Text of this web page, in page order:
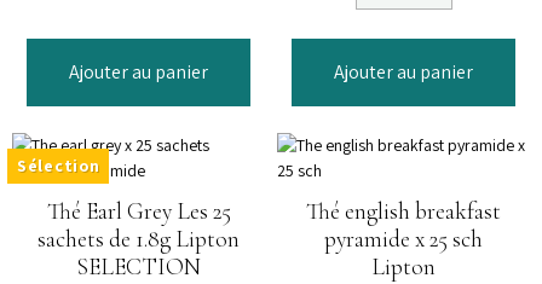
Ajouter au panier Ajouter au panier
Sélection
Thé Earl Grey Les 25
sachets de 1.8g Lipton
SELECTION
Thé english breakfast
pyramide x 25 sch
Lipton